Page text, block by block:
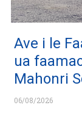
Ave i le
ua
Mahonri
06/08/2026